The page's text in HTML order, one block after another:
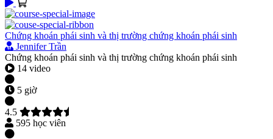
Chứng khoán phái sinh và thị trường chứng khoán phái sinh
Jennifer Trần
Chứng khoán phái sinh và thị trường chứng khoán phái sinh
14 video
5 giờ
4.5
595 học viên